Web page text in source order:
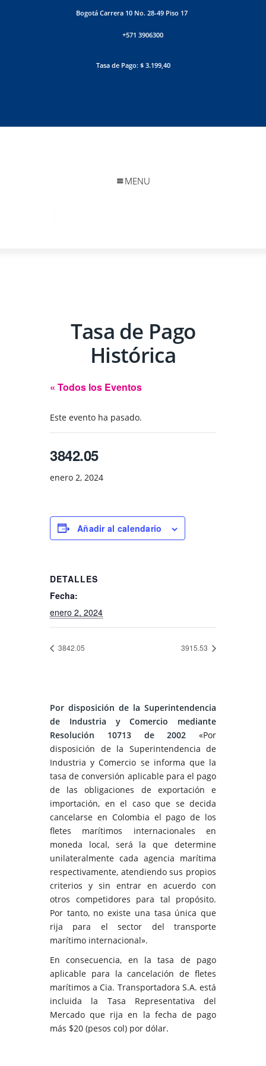
Bogotá Carrera 10 No. 28-49 Piso 17
+571 3906300
Tasa de Pago: $ 3.199,40
MENU
Tasa de Pago
Histórica
« Todos los Eventos
Este evento ha pasado.
3842.05
enero 2, 2024
Añadir al calendario
DETALLES
Fecha:
enero 2, 2024
3842.05 3915.53
Por disposición de la Superintendencia
de Industria y Comercio mediante
Resolución 10713 de 2002 «Por
disposición de la Superintendencia de
Industria y Comercio se informa que la
tasa de conversión aplicable para el pago
de las obligaciones de exportación e
importación, en el caso que se decida
cancelarse en Colombia el pago de los
fletes marítimos internacionales en
moneda local, será la que determine
unilateralmente cada agencia marítima
respectivamente, atendiendo sus propios
criterios y sin entrar en acuerdo con
otros competidores para tal propósito.
Por tanto, no existe una tasa única que
rija para el sector del transporte
marítimo internacional».
En consecuencia, en la tasa de pago
aplicable para la cancelación de fletes
marítimos a Cia. Transportadora S.A. está
incluida la Tasa Representativa del
Mercado que rija en la fecha de pago
más $20 (pesos col) por dólar.